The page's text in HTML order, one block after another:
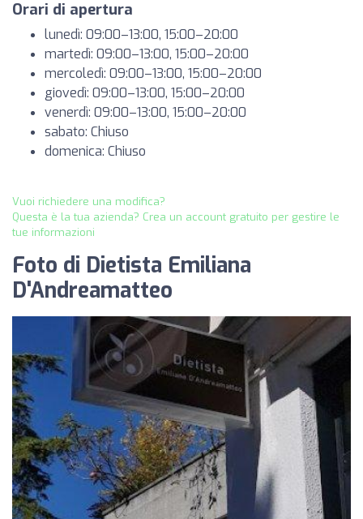
Orari di apertura
lunedì: 09:00–13:00, 15:00–20:00
martedì: 09:00–13:00, 15:00–20:00
mercoledì: 09:00–13:00, 15:00–20:00
giovedì: 09:00–13:00, 15:00–20:00
venerdì: 09:00–13:00, 15:00–20:00
sabato: Chiuso
domenica: Chiuso
Vuoi richiedere una modifica?
Questa è la tua azienda? Crea un account gratuito per gestire le
tue informazioni
Foto di Dietista Emiliana
D'Andreamatteo